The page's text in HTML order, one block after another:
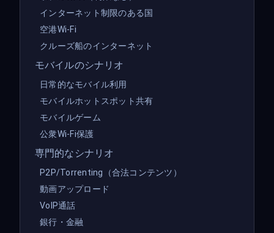
インターネット制限のある国
空港Wi-Fi
クルーズ船のインターネット
モバイルのシナリオ
日常的なモバイル利用
モバイルホットスポット共有
モバイルゲーム
公衆Wi-Fi保護
専門的なシナリオ
P2P/Torrenting（合法コンテンツ）
動画アップロード
VoIP通話
銀行・金融